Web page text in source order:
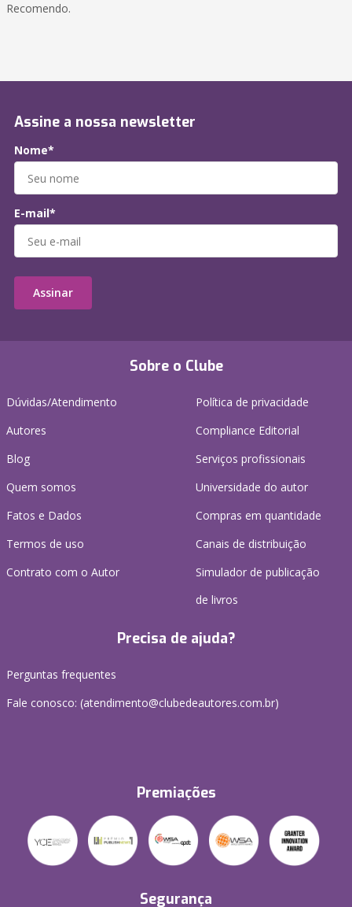
Recomendo.
Sobre o Clube
Dúvidas/Atendimento
Autores
Blog
Quem somos
Fatos e Dados
Termos de uso
Contrato com o Autor
Política de privacidade
Compliance Editorial
Serviços profissionais
Universidade do autor
Compras em quantidade
Canais de distribuição
Simulador de publicação
de livros
Precisa de ajuda?
Perguntas frequentes
Fale conosco: (atendimento@clubedeautores.com.br)
Premiações
Segurança
Assine a nossa newsletter
Nome*
E-mail*
Assinar